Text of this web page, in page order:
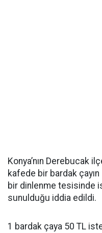
Konya’nın Derebucak
kafede bir bardak çayın
bir dinlenme tesisinde
sunulduğu iddia edildi.
1 bardak çaya 50 TL